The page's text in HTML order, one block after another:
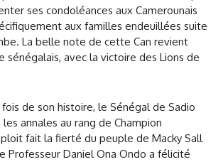
ses condoléances aux Camerounais
aux familles endeuillées suite
La belle note de cette Can revient
sénégalais, avec la victoire des Lions de
de son histoire, le Sénégal de Sadio
annales au rang de Champion
fait la fierté du peuple de Macky Sall
Professeur Daniel Ona Ondo a félicité